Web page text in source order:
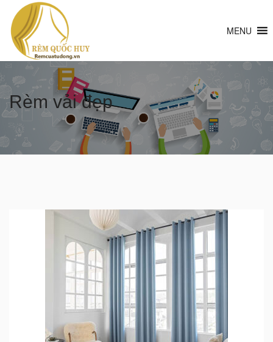
MENU
Rèm vải đẹp